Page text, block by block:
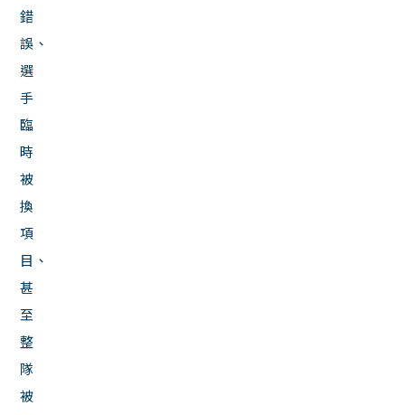
錯
誤、
選
手
臨
時
被
換
項
目、
甚
至
整
隊
被